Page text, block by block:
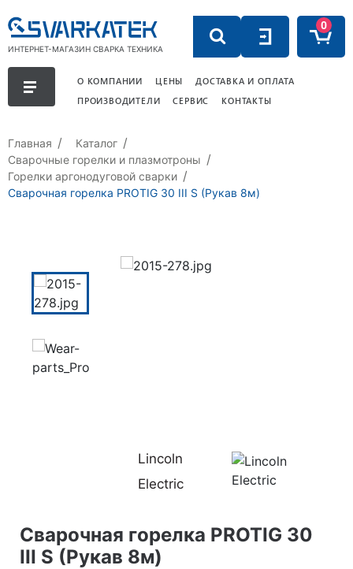
ИНТЕРНЕТ-МАГАЗИН СВАРКА ТЕХНИКА
0
О КОМПАНИИ ЦЕНЫ
ДОСТАВКА И ОПЛАТА
ПРОИЗВОДИТЕЛИ
СЕРВИС КОНТАКТЫ
Главная
Каталог
Сварочные горелки и плазмотроны
Горелки аргонодуговой сварки
Сварочная горелка PROTIG 30 III S (Рукав 8м)
Lincoln
Electric
Сварочная горелка PROTIG 30
III S (Рукав 8м)